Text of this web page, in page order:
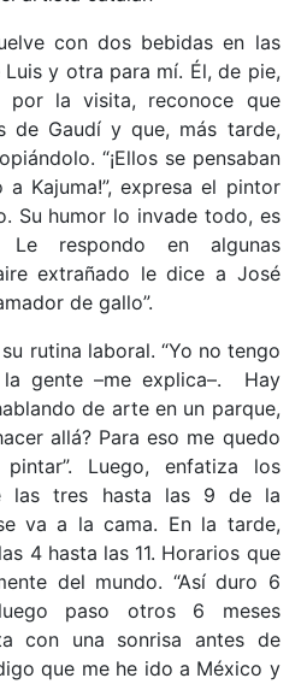
con dos bebidas en las
y otra para mí. Él, de pie,
por la visita, reconoce que
de Gaudí y que, más tarde,
“¡Ellos se pensaban
Kajuma!”, expresa el pintor
Su humor lo invade todo, es
respondo en algunas
extrañado le dice a José
de gallo”.
rutina laboral. “Yo no tengo
gente –me explica–. Hay
de arte en un parque,
allá? Para eso me quedo
Luego, enfatiza los
las tres hasta las 9 de la
va a la cama. En la tarde,
4 hasta las 11. Horarios que
del mundo. “Así duro 6
paso otros 6 meses
con una sonrisa antes de
que me he ido a México y